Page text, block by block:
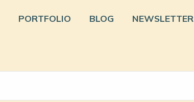
PORTFOLIO BLOG NEWSLETTER